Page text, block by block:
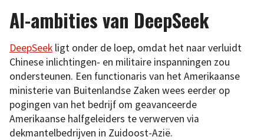
AI-ambities van DeepSeek
DeepSeek ligt onder de loep, omdat het naar verluidt
Chinese inlichtingen- en militaire inspanningen zou
ondersteunen. Een functionaris van het Amerikaanse
ministerie van Buitenlandse Zaken wees eerder op
pogingen van het bedrijf om geavanceerde
Amerikaanse halfgeleiders te verwerven via
dekmantelbedrijven in Zuidoost-Azië.